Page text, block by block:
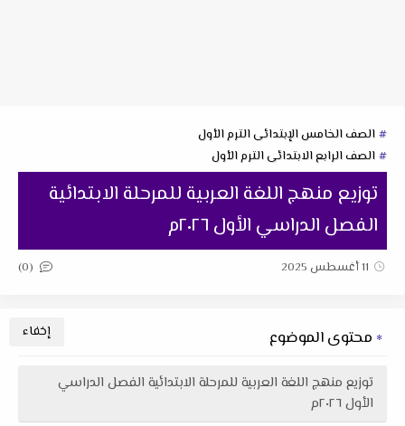
الصف الخامس الإبتدائى الترم الأول
الصف الرابع الابتدائى الترم الأول
توزيع منهج اللغة العربية للمرحلة الابتدائية
الفصل الدراسي الأول ٢٠٢٦م
11 أغسطس 2025 (0)
محتوى الموضوع
توزيع منهج اللغة العربية للمرحلة الابتدائية الفصل الدراسي
الأول ٢٠٢٦م